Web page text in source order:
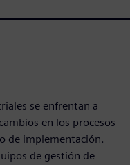
se enfrentan a
en los procesos
de implementación.
de gestión de